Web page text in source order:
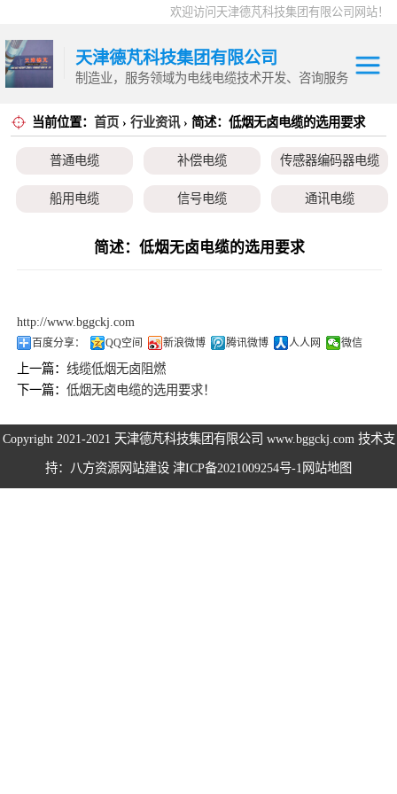
欢迎访问天津德芃科技集团有限公司网站！
天津德芃科技集团有限公司
制造业，服务领域为电线电缆技术开发、咨询服务
当前位置： 首页 › 行业资讯› 简述：低烟无卤电缆的选用要求
普通电缆 补偿电缆 传感器编码器电缆
船用电缆 信号电缆 通讯电缆
本安电缆 伺服电机、变频电缆 电热电势转换开关
简述：低烟无卤电缆的选用要求
http://www.bggckj.com
百度分享： QQ空间 新浪微博 腾讯微博 人人网 微信
上一篇：线缆低烟无卤阻燃
下一篇：低烟无卤电缆的选用要求！
Copyright 2021-2021 天津德芃科技集团有限公司 www.bggckj.com 技术支
持：八方资源网站建设 津ICP备2021009254号-1 网站地图
普通电缆
补偿电缆
传感器编码器电
通讯电缆
本安电缆
伺服电机、变频
电热电势转换开
电力电缆
控制电缆
高温电缆